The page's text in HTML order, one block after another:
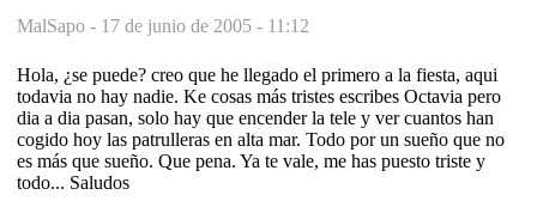
MalSapo - 17 de junio de 2005 - 11:12
Hola, ¿se puede? creo que he llegado el primero a la fiesta, aqui
todavia no hay nadie. Ke cosas más tristes escribes Octavia pero
dia a dia pasan, solo hay que encender la tele y ver cuantos han
cogido hoy las patrulleras en alta mar. Todo por un sueño que no
es más que sueño. Que pena. Ya te vale, me has puesto triste y
todo... Saludos